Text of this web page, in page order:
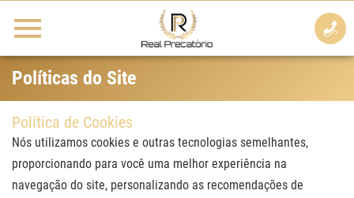
Polí­ticas do Site
Polí­tica de Cookies
Nós utilizamos cookies e outras tecnologias semelhantes,
proporcionando para você uma melhor experiência na
navegação do site, personalizando as recomendações de